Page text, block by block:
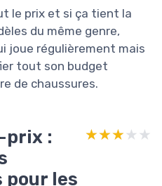
le prix et si ça tient la
du même genre,
joue régulièrement mais
tout son budget
de chaussures.
prix :
pour les
★★★★★
★★★★★